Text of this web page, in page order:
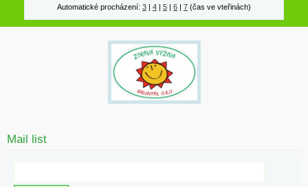
Automatické procházení: 3 | 4 | 5 | 6 | 7 (čas ve vteřinách)
Mail list